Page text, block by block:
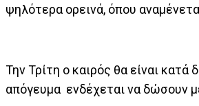
ψηλότερα ορεινά, όπου
Την Τρίτη ο καιρός θα είναι
απόγευμα ενδέχεται να δώσουν